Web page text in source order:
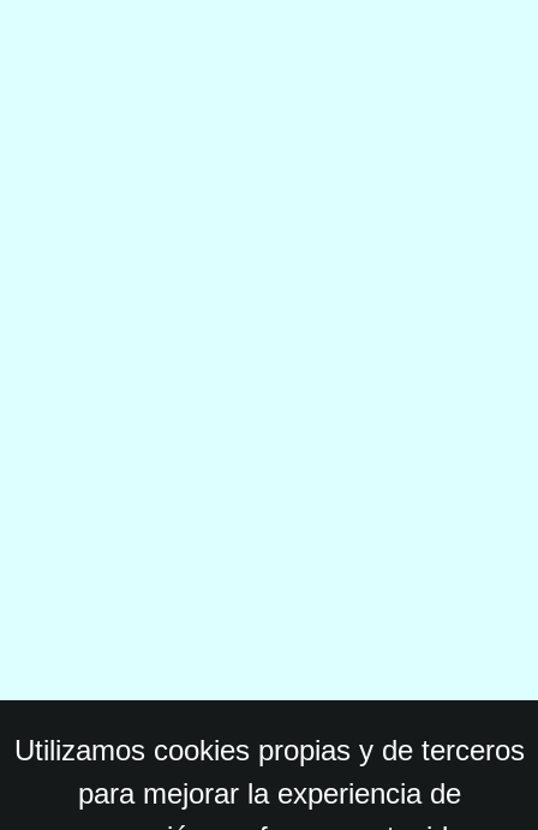
Utilizamos cookies propias y de terceros
para mejorar la experiencia de